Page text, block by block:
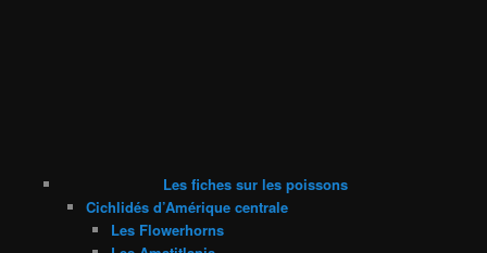
Les fiches sur les poissons
Cichlidés d’Amérique centrale
Les Flowerhorns